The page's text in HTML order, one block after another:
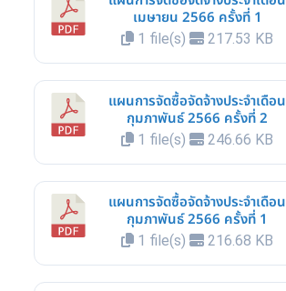
เมษายน 2566 ครั้งที่ 1
1 file(s) 217.53 KB
แผนการจัดซื้อจัดจ้างประจำเดือน
กุมภาพันธ์ 2566 ครั้งที่ 2
1 file(s) 246.66 KB
แผนการจัดซื้อจัดจ้างประจำเดือน
กุมภาพันธ์ 2566 ครั้งที่ 1
1 file(s) 216.68 KB